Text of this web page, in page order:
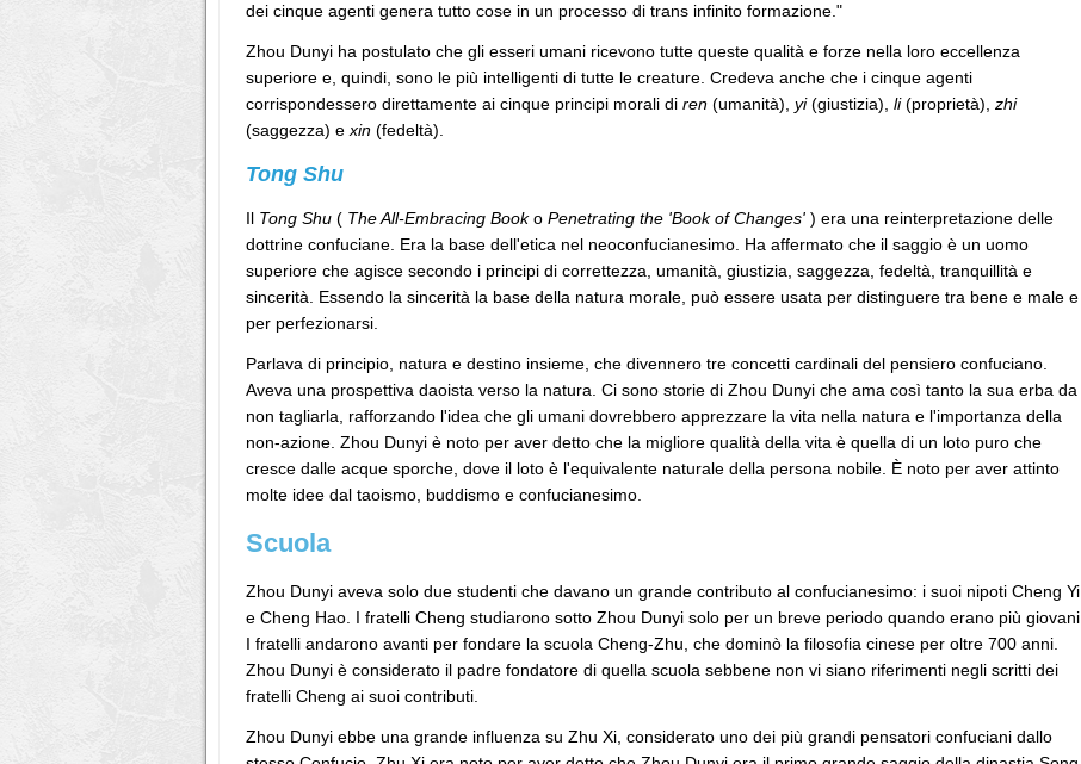
dei cinque agenti genera tutto cose in un processo di trans infinito formazione."
Zhou Dunyi ha postulato che gli esseri umani ricevono tutte queste qualità e forze nella loro eccellenza
superiore e, quindi, sono le più intelligenti di tutte le creature. Credeva anche che i cinque agenti
corrispondessero direttamente ai cinque principi morali di ren (umanità), yi(giustizia), li(proprietà), zhi
(saggezza) e xin (fedeltà).
Tong Shu
Il Tong Shu ( The All-Embracing Booko Penetrating the 'Book of Changes' ) era una reinterpretazione delle
dottrine confuciane. Era la base dell'etica nel neoconfucianesimo. Ha affermato che il saggio è un uomo
superiore che agisce secondo i principi di correttezza, umanità, giustizia, saggezza, fedeltà, tranquillità e
sincerità. Essendo la sincerità la base della natura morale, può essere usata per distinguere tra bene e male e
per perfezionarsi.
Parlava di principio, natura e destino insieme, che divennero tre concetti cardinali del pensiero confuciano.
Aveva una prospettiva daoista verso la natura. Ci sono storie di Zhou Dunyi che ama così tanto la sua erba da
non tagliarla, rafforzando l'idea che gli umani dovrebbero apprezzare la vita nella natura e l'importanza della
non-azione. Zhou Dunyi è noto per aver detto che la migliore qualità della vita è quella di un loto puro che
cresce dalle acque sporche, dove il loto è l'equivalente naturale della persona nobile. È noto per aver attinto
molte idee dal taoismo, buddismo e confucianesimo.
Scuola
Zhou Dunyi aveva solo due studenti che davano un grande contributo al confucianesimo: i suoi nipoti Cheng Yi
e Cheng Hao. I fratelli Cheng studiarono sotto Zhou Dunyi solo per un breve periodo quando erano più giovani.
I fratelli andarono avanti per fondare la scuola Cheng-Zhu, che dominò la filosofia cinese per oltre 700 anni.
Zhou Dunyi è considerato il padre fondatore di quella scuola sebbene non vi siano riferimenti negli scritti dei
fratelli Cheng ai suoi contributi.
Zhou Dunyi ebbe una grande influenza su Zhu Xi, considerato uno dei più grandi pensatori confuciani dallo